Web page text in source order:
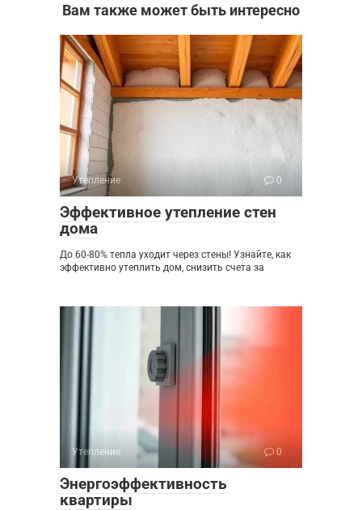
Вам также может быть интересно
Утепление 0
Эффективное утепление стен
дома
До 60-80% тепла уходит через стены! Узнайте, как
эффективно утеплить дом, снизить счета за
Утепление 0
Энергоэффективность
квартиры